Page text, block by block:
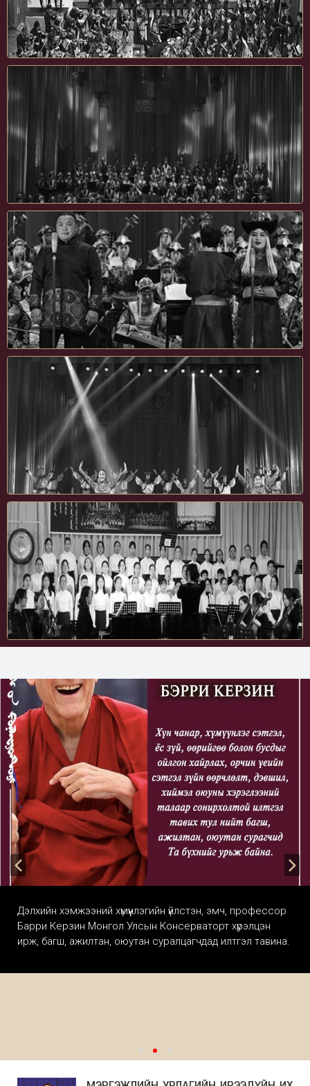
Дэлхийн хэмжээний хүмүүнлэгийн үйлстэн, эмч, профессор
Барри Керзин Монгол Улсын Консерваторт хүрэлцэн
ирж, багш, ажилтан, оюутан суралцагчдад илтгэл тавина.